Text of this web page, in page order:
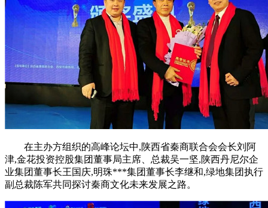
在主办方组织的高峰论坛中,陕西省秦商联合会会长刘阿
津,金花投资控股集团董事局主席、总裁吴一坚,陕西丹尼尔企
业集团董事长王国庆,明珠***集团董事长李继和,绿地集团执行
副总裁陈军共同探讨秦商文化未来发展之路。